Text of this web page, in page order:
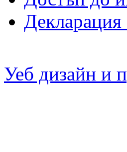
Декларация
Уеб дизайн и